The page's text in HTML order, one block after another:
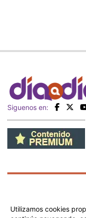
Siguenos en:
Utilizamos cookies